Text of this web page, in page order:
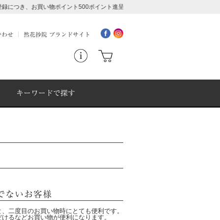
つき、お買い物ポイント500ポイント進呈中！ ≫詳細はこちら
わせ 然花抄院 ブランドサイト
キーワードで探す
ないお客様
二度目のお買い物時にとても便利です。
るなどお買い物が便利になります。